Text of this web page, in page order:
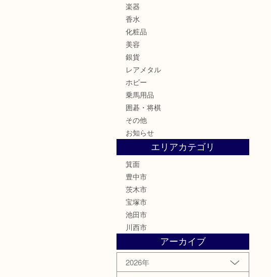
楽器
香水
化粧品
美容
銀貨
レアメタル
ホビー
乗馬用品
囲碁・将棋
その他
お知らせ
エリアカテゴリ
箕面
豊中市
茨木市
宝塚市
池田市
川西市
アーカイブ
2026年